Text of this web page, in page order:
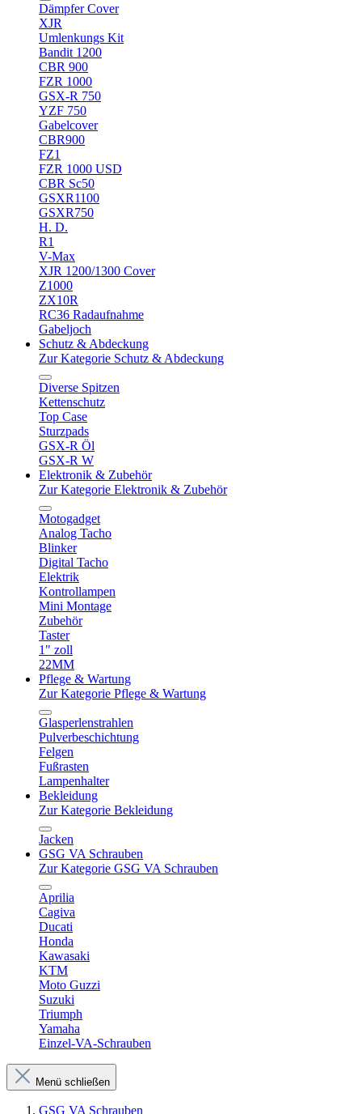
Dämpfer Cover
XJR
Umlenkungs Kit
Bandit 1200
CBR 900
FZR 1000
GSX-R 750
YZF 750
Gabelcover
CBR900
FZ1
FZR 1000 USD
CBR Sc50
GSXR1100
GSXR750
H. D.
R1
V-Max
XJR 1200/1300 Cover
Z1000
ZX10R
RC36 Radaufnahme
Gabeljoch
Schutz & Abdeckung
Zur Kategorie Schutz & Abdeckung
Diverse Spitzen
Kettenschutz
Top Case
Sturzpads
GSX-R Öl
GSX-R W
Elektronik & Zubehör
Zur Kategorie Elektronik & Zubehör
Motogadget
Analog Tacho
Blinker
Digital Tacho
Elektrik
Kontrollampen
Mini Montage
Zubehör
Taster
1" zoll
22MM
Pflege & Wartung
Zur Kategorie Pflege & Wartung
Glasperlenstrahlen
Pulverbeschichtung
Felgen
Fußrasten
Lampenhalter
Bekleidung
Zur Kategorie Bekleidung
Jacken
GSG VA Schrauben
Zur Kategorie GSG VA Schrauben
Aprilia
Cagiva
Ducati
Honda
Kawasaki
KTM
Moto Guzzi
Suzuki
Triumph
Yamaha
Einzel-VA-Schrauben
Menü schließen
GSG VA Schrauben